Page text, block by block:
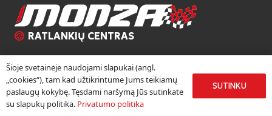
RATLANKIŲ CENTRAS
Džiaugiamės, kad daugiau nei 18 metų kauptą autoverslo
patirtį galime sėkmingai panaudoti, pristatydami žinomų
Europos lengvojo lydinio ratlankių gamintojų produkciją
Šioje svetainėje naudojami slapukai (angl.
„cookies“), tam kad užtikrintume Jums teikiamų
paslaugų kokybę. Tęsdami naršymą Jūs sutinkate
su slapukų politika. Privatumo politika
SUTINKU